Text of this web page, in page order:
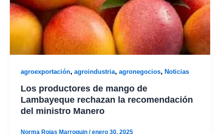
agroexportación, agroindustria, agronegocios, Noticias
Los productores de mango de
Lambayeque rechazan la recomendación
del ministro Manero
Norma Rojas Marroquin /enero 30, 2025